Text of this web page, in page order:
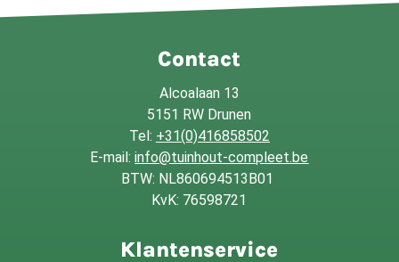
Contact
Alcoalaan 13
5151 RW Drunen
Tel: +31(0)416858502
E-mail:info@tuinhout-compleet.be
BTW: NL860694513B01
KvK: 76598721
Klantenservice